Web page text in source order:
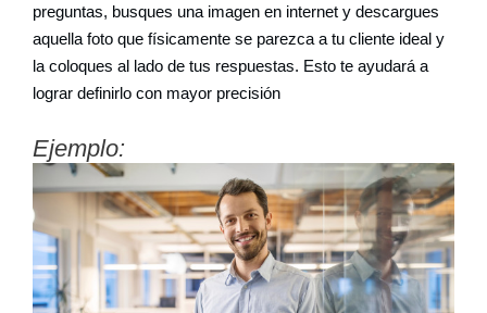
preguntas, busques una imagen en internet y descargues
aquella foto que físicamente se parezca a tu cliente ideal y
la coloques al lado de tus respuestas. Esto te ayudará a
lograr definirlo con mayor precisión
Ejemplo: